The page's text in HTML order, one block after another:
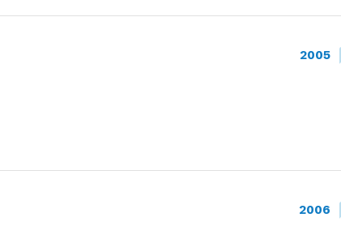
2005
2006